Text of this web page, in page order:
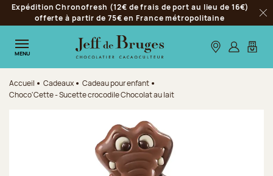
Aller à la navigation
Aller au contenu principal
Aller au pied de page
Expédition Chronofresh (12€ de frais de port au lieu de 16€)
offerte à partir de 75€ en France métropolitaine
MENU Nos boutiques
S’identifier
Mon
Accueil Cadeaux
Cadeau pour enfant
Choco'Cette - Sucette crocodile Chocolat au lait